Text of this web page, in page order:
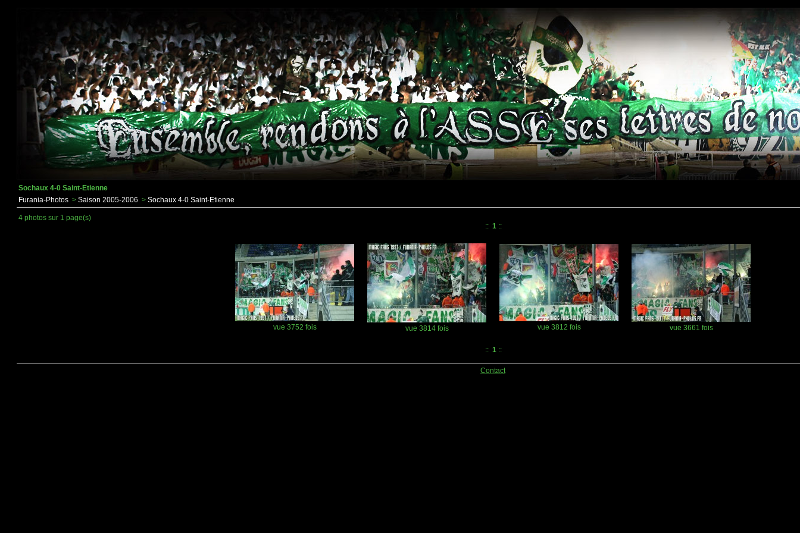
Sochaux 4-0 Saint-Etienne
Furania-Photos > Saison 2005-2006 > Sochaux 4-0 Saint-Etienne
4 photos sur 1 page(s)
:: 1::
vue 3752 fois vue 3814 fois vue 3812 fois vue 3661 fois
:: 1::
Contact